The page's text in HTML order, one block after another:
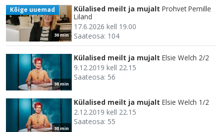
30 min
Kõige uuemad Külalised meilt ja mujalt Prohvet Pernille
Liland
17.6.2026 kell 19.00
Saateosa: 104
30 min
Külalised meilt ja mujalt Elsie Welch 2/2
9.12.2019 kell 22.15
Saateosa: 56
30 min
Külalised meilt ja mujalt Elsie Welch 1/2
2.12.2019 kell 22.15
Saateosa: 55